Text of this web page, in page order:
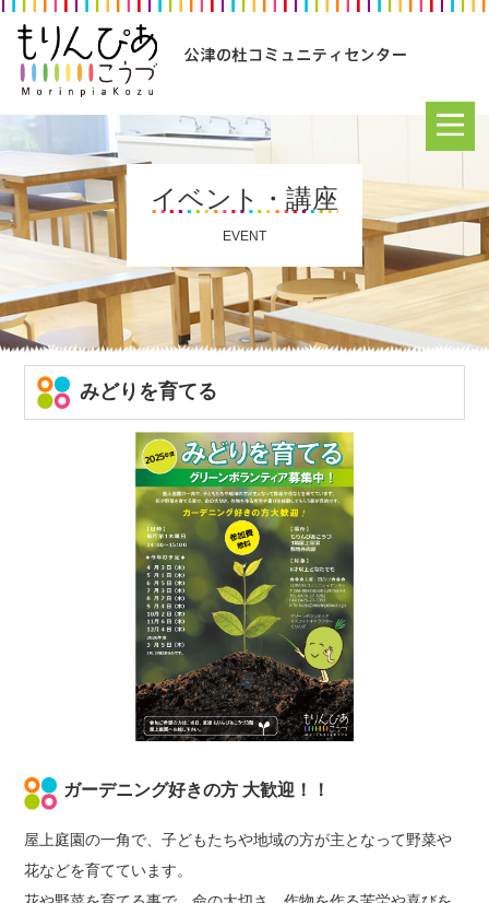
イベント・講座
EVENT
みどりを育てる
ガーデニング好きの方 大歓迎！！
屋上庭園の一角で、子どもたちや地域の方が主となって野菜や
花などを育てています。